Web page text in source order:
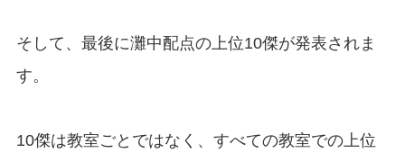
そして、最後に灘中配点の上位10傑が発表されま
す。
10傑は教室ごとではなく、すべての教室での上位